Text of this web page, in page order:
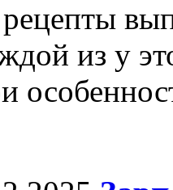
из у